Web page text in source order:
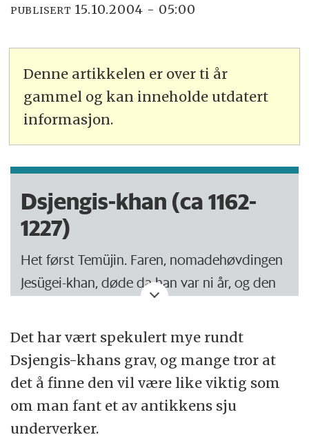
PUBLISERT 15.10.2004 - 05:00
Denne artikkelen er over ti år
gammel og kan inneholde utdatert
informasjon.
Dsjengis-khan (ca 1162-
1227)
Het først Temüjin. Faren, nomadehøvdingen
Jesügei-khan, døde da han var ni år, og den
anerkjent som stammehøvding (khan).
Han undertvang de andre mongolske
stammene og omkringliggende tyrkerfolk,
og ble i 1206 anerkjent som hersker over alle
mongoler. Han fikk navnet Dsjenghis-khan,
Det har vært spekulert mye rundt
Dsjengis-khans grav, og mange tror at
det å finne den vil være like viktig som
om man fant et av antikkens sju
underverker.